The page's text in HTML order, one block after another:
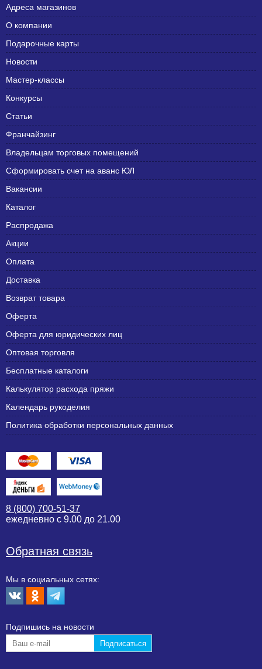
Адреса магазинов
О компании
Подарочные карты
Новости
Мастер-классы
Конкурсы
Статьи
Франчайзинг
Владельцам торговых помещений
Сформировать счет на аванс ЮЛ
Вакансии
Каталог
Распродажа
Акции
Оплата
Доставка
Возврат товара
Оферта
Оферта для юридических лиц
Оптовая торговля
Бесплатные каталоги
Калькулятор расхода пряжи
Календарь рукоделия
Политика обработки персональных данных
8 (800) 700-51-37
ежедневно с 9.00 до 21.00
Обратная связь
Мы в социальных сетях:
Подпишиcь на новости